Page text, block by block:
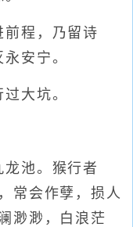
程，乃留诗
安宁。
大坑。
池。猴行者
常会作孽，损人
渺渺，白浪茫